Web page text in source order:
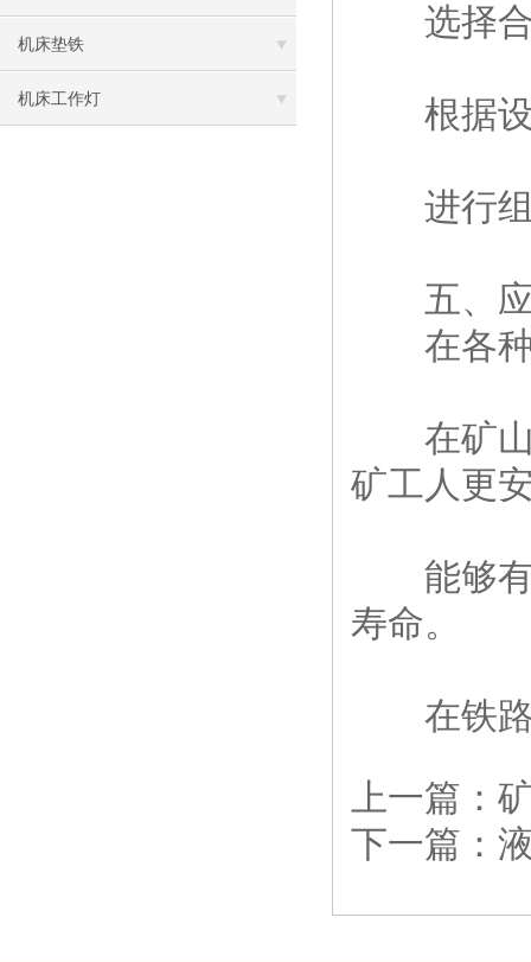
机床垫铁
机床工作灯
选择合
根据设
进行组
五、应
在各种
在矿山
矿工人更
能够有
寿命。
在铁路
上一篇：
下一篇：